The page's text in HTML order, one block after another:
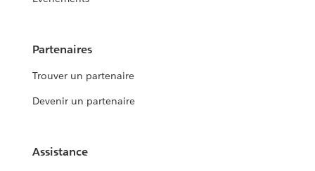
Partenaires
Trouver un partenaire
Devenir un partenaire
Assistance